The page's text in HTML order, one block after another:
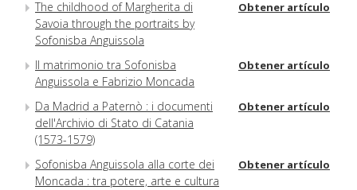
The childhood of Margherita di
Savoia through the portraits by
Sofonisba Anguissola
Obtener artículo
Il matrimonio tra Sofonisba
Anguissola e Fabrizio Moncada
Obtener artículo
Da Madrid a Paternò : i documenti
dell'Archivio di Stato di Catania
(1573-1579)
Obtener artículo
Sofonisba Anguissola alla corte dei
Moncada : tra potere, arte e cultura
Obtener artículo